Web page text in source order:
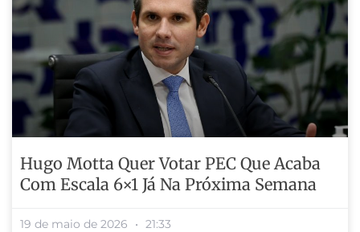
Hugo Motta Quer Votar PEC Que Acaba
Com Escala 6×1 Já Na Próxima Semana
19 de maio de 2026 21:33